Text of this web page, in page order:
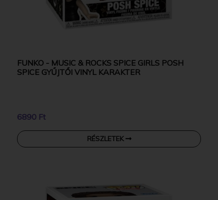
FUNKO - MUSIC & ROCKS SPICE GIRLS POSH
SPICE GYŰJTŐI VINYL KARAKTER
6890 Ft
RÉSZLETEK